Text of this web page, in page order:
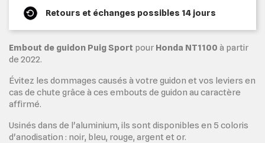
Retours et échanges possibles 14 jours
Embout de guidon Puig Sport pour Honda NT1100 à partir
de 2022.
Évitez les dommages causés à votre guidon et vos leviers en
cas de chute grâce à ces embouts de guidon au caractère
affirmé.
Usinés dans de l'aluminium, ils sont disponibles en 5 coloris
d'anodisation : noir, bleu, rouge, argent et or.